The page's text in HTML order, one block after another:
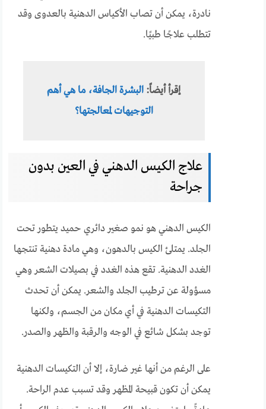
نادرة، يمكن أن تصاب الأكياس الدهنية بالعدوى وقد
تتطلب علاجًا طبيًا.
إقرأ أيضاً: البشرة الجافة، ما هي أهم
التوجيهات لمعالجتها؟
علاج الكيس الدهني في العين بدون
جراحة
الكيس الدهني هو نمو صغير دائري حميد يتطور تحت
الجلد. يمتلئ الكيس بالدهون، وهي مادة دهنية تنتجها
الغدد الدهنية. تقع هذه الغدد في بصيلات الشعر وهي
مسؤولة عن ترطيب الجلد والشعر. يمكن أن تحدث
التكيسات الدهنية في أي مكان من الجسم، ولكنها
توجد بشكل شائع في الوجه والرقبة والظهر والصدر.
على الرغم من أنها غير ضارة، إلا أن التكيسات الدهنية
يمكن أن تكون قبيحة المظهر وقد تسبب عدم الراحة.